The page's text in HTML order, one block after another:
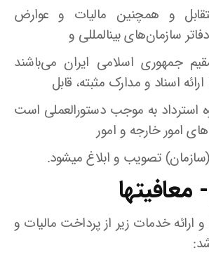
و همچنین مالیات و عوارض
سازمان‌های بینالمللی و
جمهوری اسلامی ایران می‌باشند
ارائه اسناد و مدارک مثبته، قابل
استرداد به موجب دستورالعملی است
امور خارجه و امور
تصویب و ابلاغ میشود.
و ارائه خدمات زیر از پرداخت مالیات و